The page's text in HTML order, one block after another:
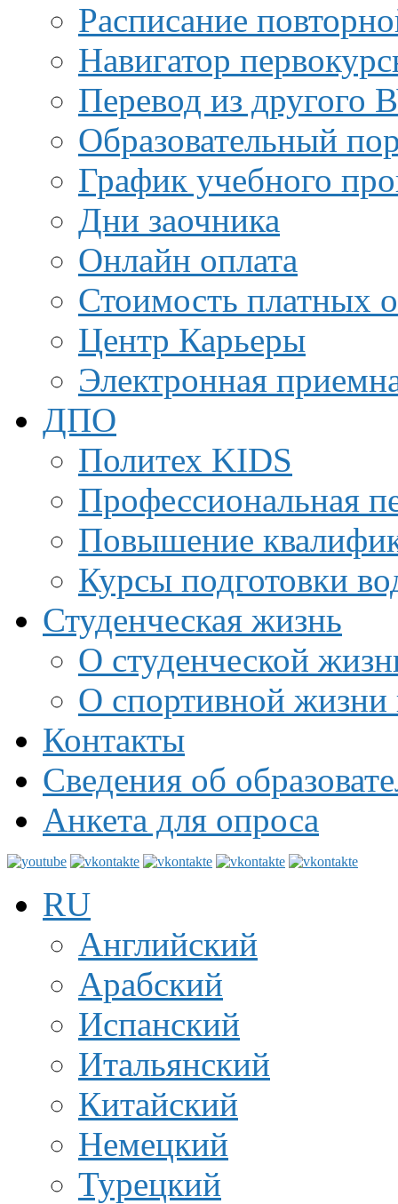
Расписание
Навигатор
Перевод из другого
Образовательный
График учебного
Дни заочника
Онлайн оплата
Стоимость платных
Центр Карьеры
Электронная
ДПО
Политех KIDS
Профессиональная
Повышение
Курсы подготовки
Студенческая жизнь
О студенческой
О спортивной жизни
Контакты
Сведения об
Анкета для опроса
RU
Английский
Арабский
Испанский
Итальянский
Китайский
Немецкий
Турецкий